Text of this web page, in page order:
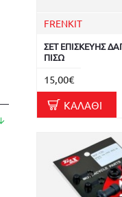
FRENKIT
ΣΕΤ ΕΠΙΣΚΕΥΗΣ
ΠΙΣΩ
15,00€
ΚΑΛΆΘΙ